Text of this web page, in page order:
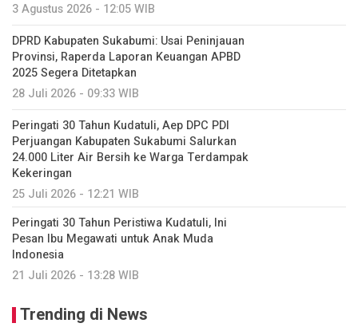
3 Agustus 2026 - 12:05 WIB
DPRD Kabupaten Sukabumi: Usai Peninjauan
Provinsi, Raperda Laporan Keuangan APBD
2025 Segera Ditetapkan
28 Juli 2026 - 09:33 WIB
Peringati 30 Tahun Kudatuli, Aep DPC PDI
Perjuangan Kabupaten Sukabumi Salurkan
24.000 Liter Air Bersih ke Warga Terdampak
Kekeringan
25 Juli 2026 - 12:21 WIB
Peringati 30 Tahun Peristiwa Kudatuli, Ini
Pesan Ibu Megawati untuk Anak Muda
Indonesia
21 Juli 2026 - 13:28 WIB
Trending di News